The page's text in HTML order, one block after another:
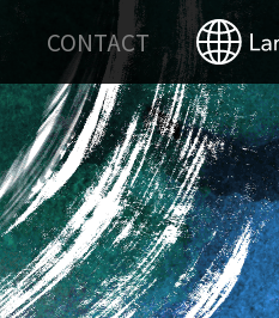
CONTACT